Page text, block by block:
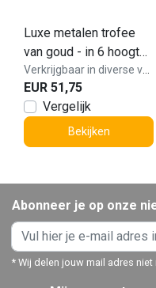
Luxe metalen trofee
van goud - in 6 hoogtes
- LT.089
EUR 51,75
Vergelijk
Bekijken
Abonneer je op onze
* Wij delen jouw mail adres niet